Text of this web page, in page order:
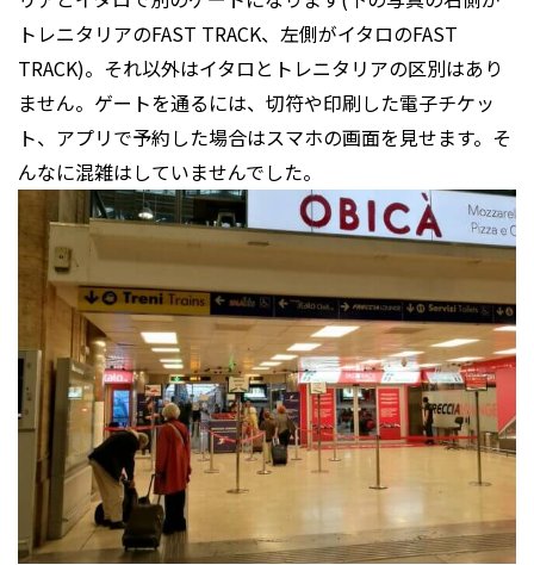
トレニタリアのFAST TRACK、左側がイタロのFAST
TRACK)。それ以外はイタロとトレニタリアの区別はあり
ません。ゲートを通るには、切符や印刷した電子チケッ
ト、アプリで予約した場合はスマホの画面を見せます。そ
んなに混雑はしていませんでした。